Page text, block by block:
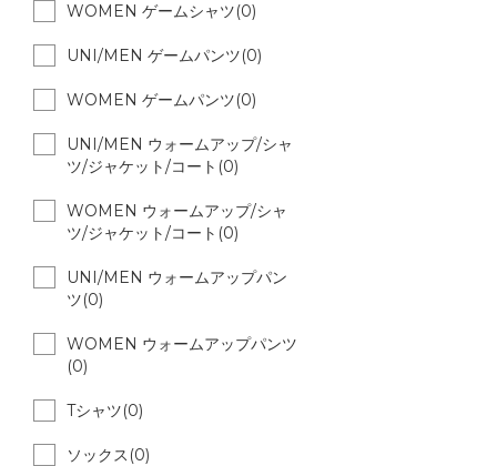
WOMEN ゲームシャツ(0)
UNI/MEN ゲームパンツ(0)
WOMEN ゲームパンツ(0)
UNI/MEN ウォームアップ/シャ
ツ/ジャケット/コート(0)
WOMEN ウォームアップ/シャ
ツ/ジャケット/コート(0)
UNI/MEN ウォームアップパン
ツ(0)
WOMEN ウォームアップパンツ
(0)
Tシャツ(0)
ソックス(0)